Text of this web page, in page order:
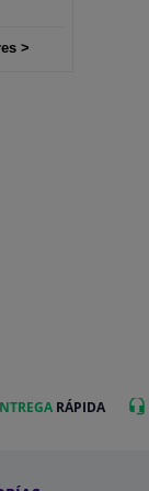
>
RÁPIDA